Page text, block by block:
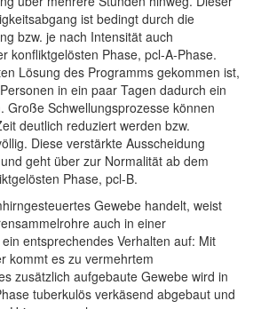
ist bedingt durch die
bzw. je nach Intensität auch
konfliktgelösten Phase, pcl-A-Phase.
Lösung des Programms gekommen ist,
in ein paar Tagen dadurch ein
Große Schwellungsprozesse können
deutlich reduziert werden bzw.
Diese verstärkte Ausscheidung
geht über zur Normalität ab dem
Phase, pcl-B.
Gewebe handelt, weist
auch in einer
entsprechendes Verhalten auf: Mit
kommt es zu vermehrtem
zusätzlich aufgebaute Gewebe wird in
tuberkulös verkäsend abgebaut und